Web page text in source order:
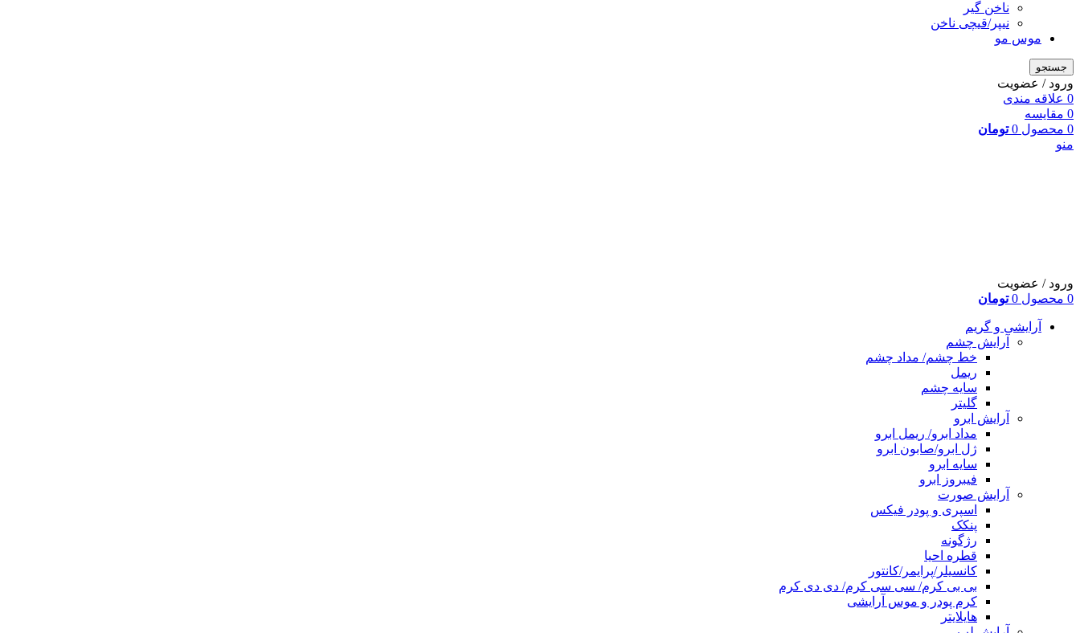
ناخن گیر
نیپر/قیچی ناخن
موس مو
جستجو
ورود / عضویت
0 علاقه مندی
0 مقایسه
0 محصول 0 تومان
منو
ورود / عضویت
0 محصول 0 تومان
آرایشی و گریم
آرایش چشم
خط چشم/ مداد چشم
ریمل
سایه چشم
گلیتر
آرایش ابرو
مداد ابرو/ ریمل ابرو
ژل ابرو/صابون ابرو
سایه ابرو
فیبروز ابرو
آرایش صورت
اسپری و پودر فیکس
پنکک
رژگونه
قطره احیا
کانسیلر/پرایمر/کانتور
بی بی کرم/ سی سی کرم/ دی دی کرم
کرم پودر و موس آرایشی
هایلایتر